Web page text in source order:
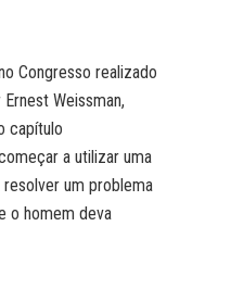
Congresso realizado
Weissman,
capítulo
a utilizar uma
um problema
o homem deva